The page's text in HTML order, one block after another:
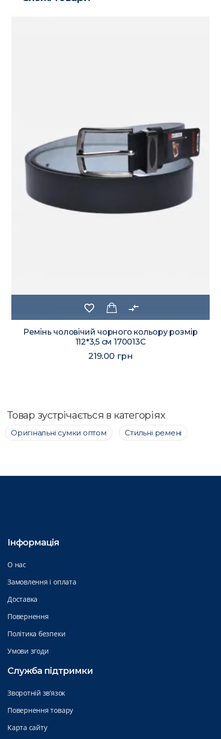
favorite_border compare_arrows
Ремінь чоловічий чорного кольору розмір
112*3,5 см 170013C
219.00 грн
Товар зустрічається в категоріях
Оригінальні сумки оптом Стильні ремені
Інформація
О нас
Замовлення і оплата
Доставка
Повернення
Політика безпеки
Умови згоди
Служба підтримки
Зворотній зв’язок
Повернення товару
Карта сайту